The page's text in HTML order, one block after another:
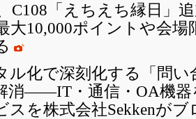
C108「えちえち縁日」
大10,000ポイントや会
ル化で深刻化する「問
消――IT・通信・OA機
スを株式会社Sekkenがブ